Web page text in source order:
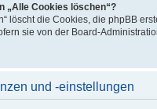
„Alle Cookies löschen“?
löscht die Cookies, die phpBB
sie von der Board-
und -einstellungen